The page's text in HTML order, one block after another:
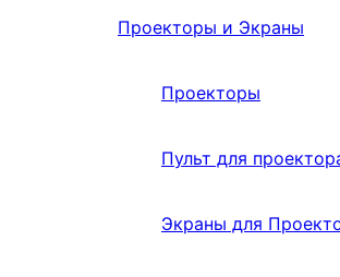
Проекторы и Экраны
Проекторы
Пульт для
Экраны для